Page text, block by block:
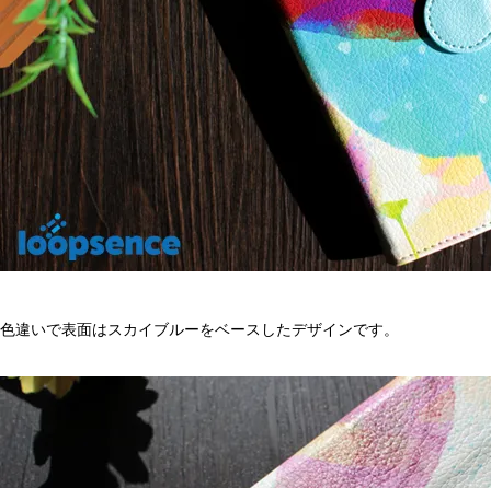
色違いで表面はスカイブルーをベースしたデザインです。